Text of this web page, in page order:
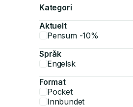
Kategori
Aktuelt
Pensum -10%
Språk
Engelsk
Format
Pocket
Innbundet